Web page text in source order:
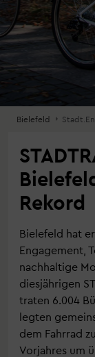
Bielefeld
Rekord
Bielefeld hat
Engagement,
nachhaltige
diesjährigen
traten 6.004
legten
dem Fahrrad
Vorjahres um